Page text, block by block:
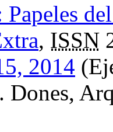
Papeles
, ISSN
2014
Dones,